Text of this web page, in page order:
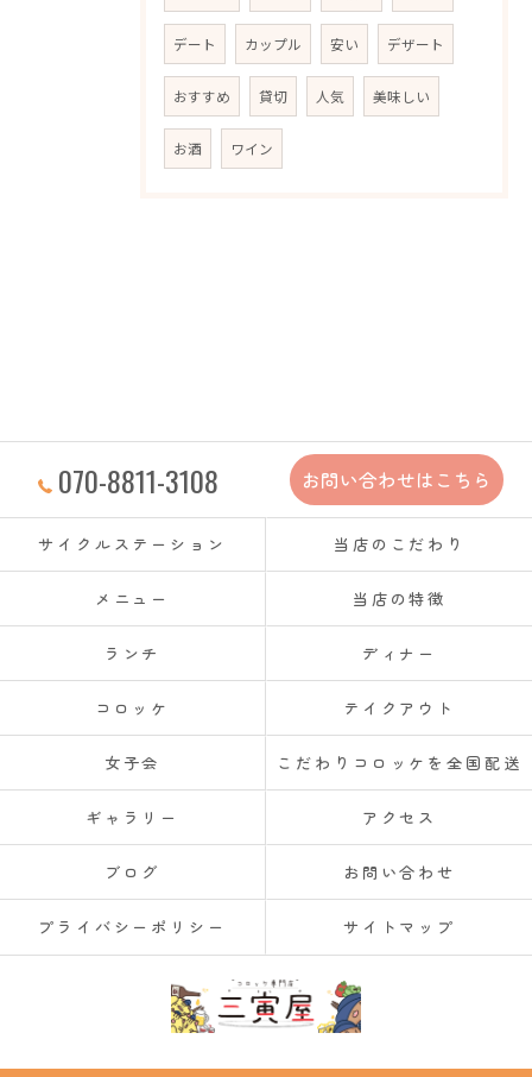
デート カップル 安い デザート
おすすめ 貸切 人気 美味しい
お酒 ワイン
070-8811-3108 お問い合わせはこちら
サイクルステーション 当店のこだわり
メニュー 当店の特徴
ランチ ディナー
コロッケ テイクアウト
女子会 こだわりコロッケを全国配送
ギャラリー アクセス
ブログ お問い合わせ
プライバシーポリシー サイトマップ